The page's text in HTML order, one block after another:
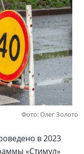
Фото: Олег Золото
в 2023
«Стимул»